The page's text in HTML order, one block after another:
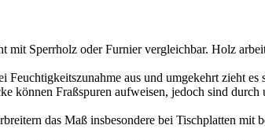
Sperrholz oder Furnier vergleichbar. Holz
aus und umgekehrt zieht
können Fraßspuren aufweisen, jedoch sind
das Maß insbesondere bei Tischplatten mit